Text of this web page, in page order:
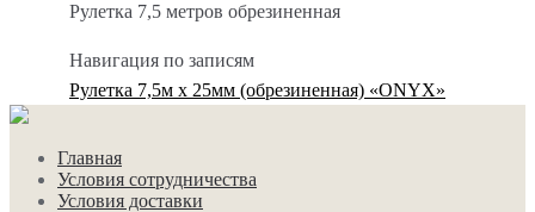
Рулетка 7,5 метров обрезиненная
Навигация по записям
Рулетка 7,5м х 25мм (обрезиненная) «ONYX»
Главная
Условия сотрудничества
Условия доставки